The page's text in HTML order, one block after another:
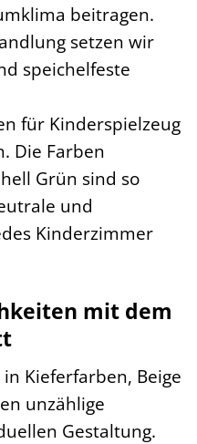
beitragen.
setzen wir
speichelfeste
für Kinderspielzeug
Die Farben
Grün sind so
und
Kinderzimmer
mit dem
Kieferfarben, Beige
unzählige
Gestaltung.